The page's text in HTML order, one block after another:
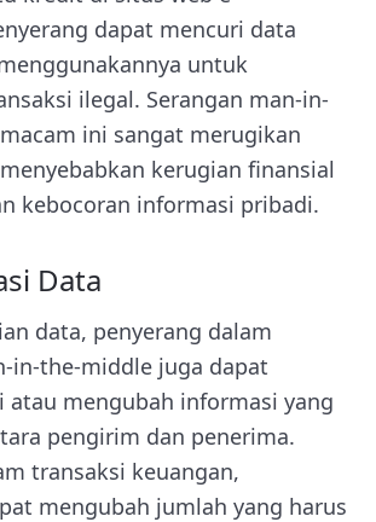
dapat mencuri data
untuk
ilegal. Serangan man-in-
ini sangat merugikan
kerugian finansial
kebocoran informasi pribadi.
Data
data, penyerang dalam
in-the-middle juga dapat
atau mengubah informasi yang
pengirim dan penerima.
transaksi keuangan,
mengubah jumlah yang harus